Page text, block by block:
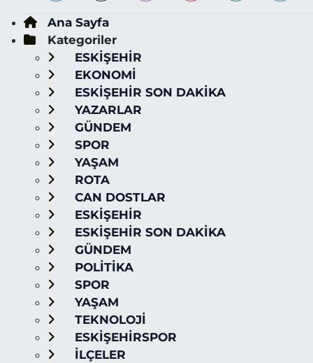
Ana Sayfa
Kategoriler
ESKİŞEHİR
EKONOMİ
ESKİŞEHİR SON DAKİKA
YAZARLAR
GÜNDEM
SPOR
YAŞAM
ROTA
CAN DOSTLAR
ESKİŞEHİR
ESKİŞEHİR SON DAKİKA
GÜNDEM
POLİTİKA
SPOR
YAŞAM
TEKNOLOJİ
ESKİŞEHİRSPOR
İLÇELER